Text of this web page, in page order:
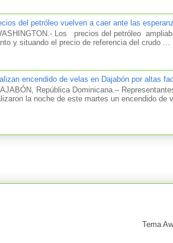
del petróleo vuelven a caer ante las
Los precios del petróleo
y situando el precio de referencia del crudo ...
encendido de velas en Dajabón por altas
República Dominicana.–
la noche de este martes un encendido de
Tema